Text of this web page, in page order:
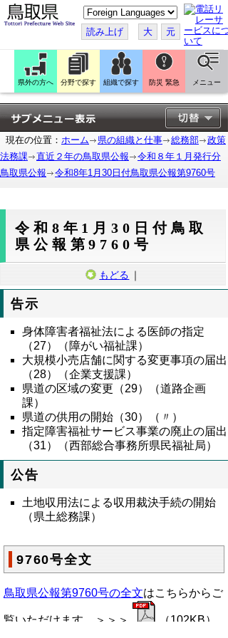
こ
の
ペ
ー
ジ
翻
訳
す
る
読み上げ 大 元
県外の方へ 分野で探す 組織で探す 防災 緊急 メニュー
現在の位置： ホーム 県の組織と仕事 総務部
政策
法務課
直近２年の鳥取県公報
令和８年１月発行分
鳥取県公報
令和8年1月30日付鳥取県公報第9760号
令和8年1月30日付鳥取
県公報第9760号
もどる ｜
告示
身体障害者福祉法による医師の指定
（27）（障がい福祉課）
大規模小売店舗に関する変更事項の届出
（28）（企業支援課）
県道の区域の変更（29）（道路企画
課）
県道の供用の開始（30）（〃）
指定障害福祉サービス事業の廃止の届出
（31）（西部総合事務所県民福祉局）
公告
土地収用法による収用裁決手続の開始
（県土総務課）
9760号全文
鳥取県公報第9760号の全文はこちらからご
覧いただけます。＞＞＞ （102KB）